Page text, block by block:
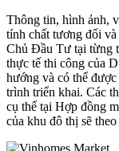
Thông tin, hình ảnh,
tính chất tương đối
Chủ Đầu Tư tại từng
thực tế thi công của
hướng và có thể
trình triển khai. Các
cụ thể tại Hợp đồng
của khu đô thị sẽ